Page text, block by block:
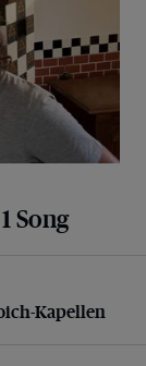
Song
Kapellen
Kapellen